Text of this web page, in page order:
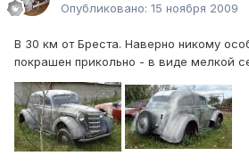
Опубликовано: 15 ноября 2009
В 30 км от Бреста. Наверно никому
покрашен прикольно - в виде мелкой